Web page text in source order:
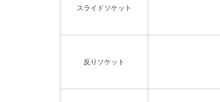
スライドソケット
反りソケット